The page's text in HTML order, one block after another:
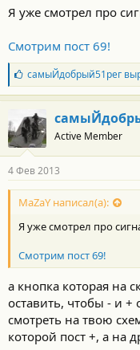
откр.
*2*(1-60 сек
(с откл.
датчика
удара))
(без откл.
датчика
удара))
*4* (Защелка
(вкл/выкл брелком))
№14 – алгоритм
дополнительного
канала №2 (желто-
красный провод)
*1* (0,8 сек
2-х шаго-
вое отпи-
рание зам-
ков
*2* 1-60 сек
(с откл.
Я уже смотрел про
Смотрим пост 69!
Б
л
а
о
д
а
н
о
с
и
самыЙдобрый51рег
Active Member
4 Фев 2013
MaZaY написал(а):
Я уже смотрел про
Смотрим пост 69!
а кнопка которая на
оставить, чтобы - и +
смотреть на твою
которой пост +, а на